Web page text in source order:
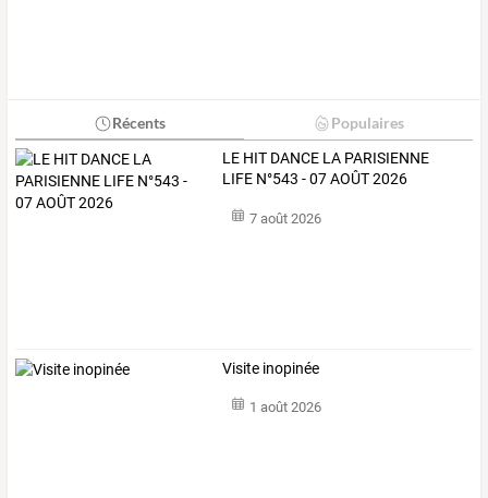
Récents Populaires
LE HIT DANCE LA PARISIENNE
LIFE N°543 - 07 AOÛT 2026
7 août 2026
Visite inopinée
1 août 2026